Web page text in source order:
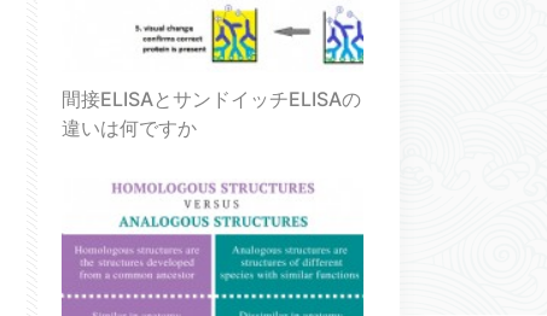
間接ELISAとサンドイッチELISAの
違いは何ですか